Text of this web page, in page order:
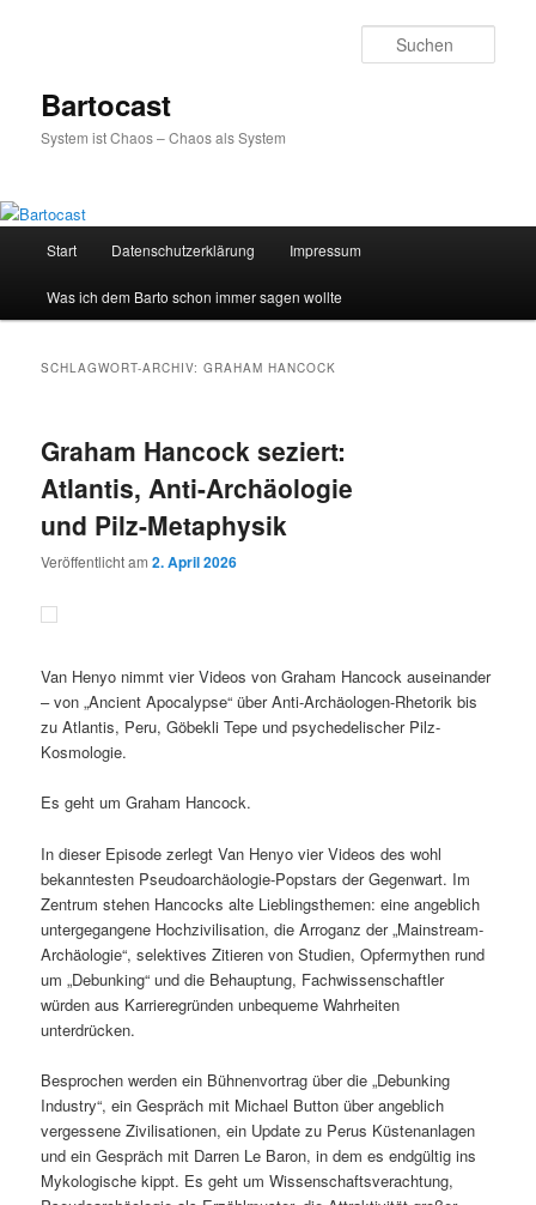
Bartocast
System ist Chaos – Chaos als System
Start Datenschutzerklärung Impressum
Was ich dem Barto schon immer sagen wollte
SCHLAGWORT-ARCHIV:GRAHAM HANCOCK
Graham Hancock seziert:
Atlantis, Anti-Archäologie
und Pilz-Metaphysik
Veröffentlicht am2. April 2026
Van Henyo nimmt vier Videos von Graham Hancock auseinander
– von „Ancient Apocalypse“ über Anti-Archäologen-Rhetorik bis
zu Atlantis, Peru, Göbekli Tepe und psychedelischer Pilz-
Kosmologie.
Es geht um Graham Hancock.
In dieser Episode zerlegt Van Henyo vier Videos des wohl
bekanntesten Pseudoarchäologie-Popstars der Gegenwart. Im
Zentrum stehen Hancocks alte Lieblingsthemen: eine angeblich
untergegangene Hochzivilisation, die Arroganz der „Mainstream-
Archäologie“, selektives Zitieren von Studien, Opfermythen rund
um „Debunking“ und die Behauptung, Fachwissenschaftler
würden aus Karrieregründen unbequeme Wahrheiten
unterdrücken.
Besprochen werden ein Bühnenvortrag über die „Debunking
Industry“, ein Gespräch mit Michael Button über angeblich
vergessene Zivilisationen, ein Update zu Perus Küstenanlagen
und ein Gespräch mit Darren Le Baron, in dem es endgültig ins
Mykologische kippt. Es geht um Wissenschaftsverachtung,